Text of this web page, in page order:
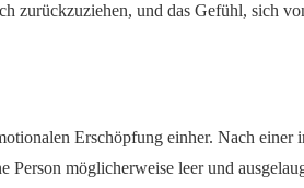
zurückzuziehen, und das Gefühl, sich
Erschöpfung einher. Nach
Person möglicherweise leer und